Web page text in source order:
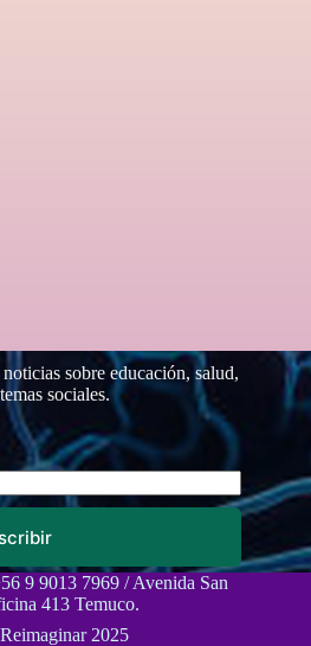
sobre educación, salud,
sociales.
9 9013 7969 / Avenida San
413 Temuco.
2025